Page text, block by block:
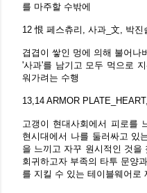
를 마주할 수밖에
12 恨 페스츄리, 사과_文, 박진
겹겹이 쌓인 멍에 의해 불어나
'사과'를 남기고 모두 먹으로
워가려는 수행
13,14 ARMOR
고갱이 현대사회에서 피로를
현시대에서 나를 둘러싸고 있
을 느끼고 자꾸 원시적인 것을
회귀하고자 부족의 타투 문양
를 지킬 수 있는 테이블웨어로